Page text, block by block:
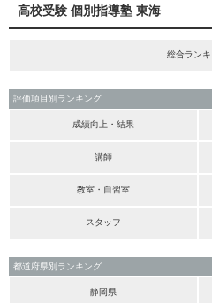
高校受験 個別指導塾 東海
総合ラン
評価項目別ランキング
成績向上・結果
講師
教室・自習室
スタッフ
都道府県別ランキング
静岡県